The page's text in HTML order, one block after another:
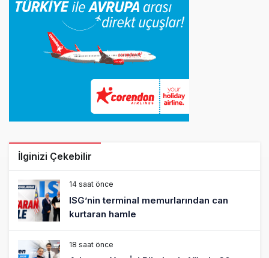
İlginizi Çekebilir
14 saat önce
ISG’nin terminal memurlarından can
kurtaran hamle
18 saat önce